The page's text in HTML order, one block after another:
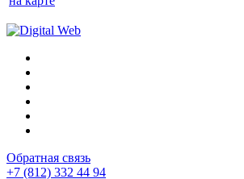
Обратная связь
+7 (812) 332 44 94